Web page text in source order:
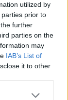
utilized by
prior to
further
parties on the
may
IAB’s List of
it to other
more Google
scenari e
una notte al